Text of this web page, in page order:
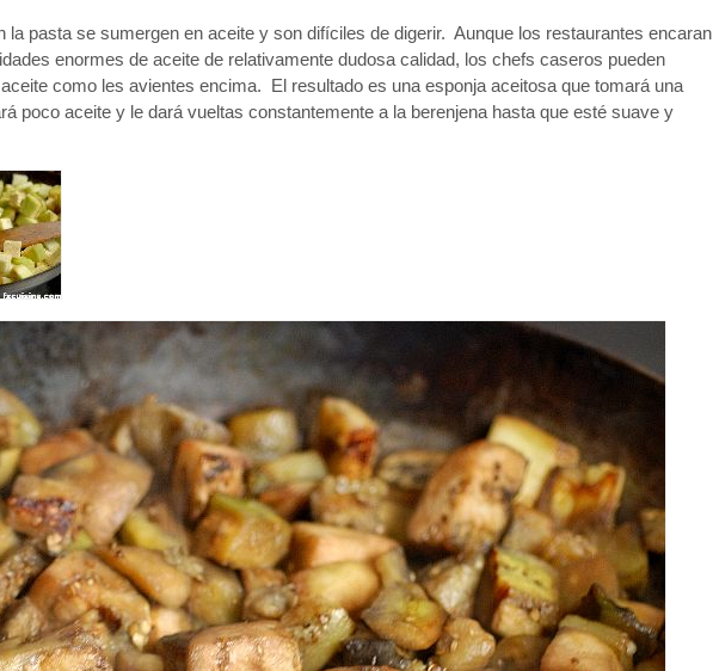
la pasta se sumergen en aceite y son difíciles de digerir. Aunque los restaurantes encaran
enormes de aceite de relativamente dudosa calidad, los chefs caseros pueden
como les avientes encima. El resultado es una esponja aceitosa que tomará una
poco aceite y le dará vueltas constantemente a la berenjena hasta que esté suave y